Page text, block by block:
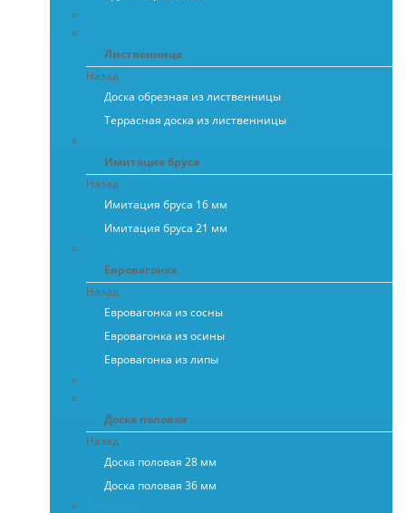
Лиственница
Назад
Доска обрезная из лиственницы
Террасная доска из лиственницы
Имитация бруса
Назад
Имитация бруса 16 мм
Имитация бруса 21 мм
Евровагонка
Назад
Евровагонка из сосны
Евровагонка из осины
Евровагонка из липы
Доска половая
Назад
Доска половая 28 мм
Доска половая 36 мм